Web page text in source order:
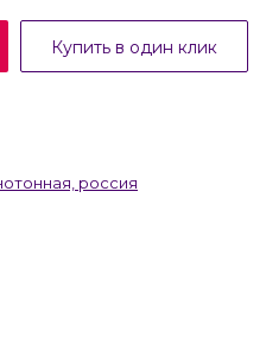
Купить в один клик
россия